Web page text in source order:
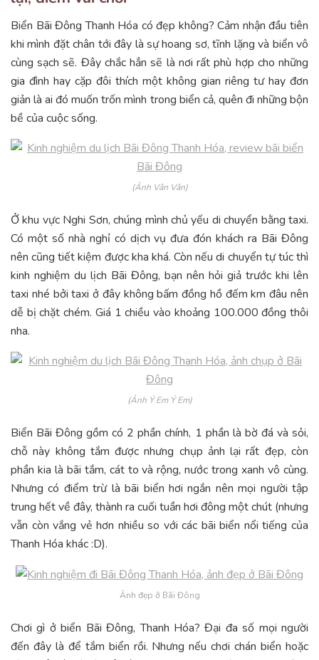
Biển Bãi Đông Thanh Hóa có đẹp không? Cảm nhận đầu tiên
khi mình đặt chân tới đây là sự hoang sơ, tĩnh lặng và biển vô
cùng sạch sẽ. Đây chắc hẳn sẽ là nơi rất phù hợp cho những
gia đình hay cặp đôi thích một không gian riêng tư hay đơn
giản là ai đó muốn trốn mình trong biển cả, quên đi những bộn
bề của cuộc sống.
(Ảnh Vân Vân)
Ở khu vực Nghi Sơn, chúng mình chủ yếu di chuyển bằng taxi.
Có một số nhà nghỉ có dịch vụ đưa đón khách ra Bãi Đông
nên cũng tiết kiệm được kha khá. Còn nếu di chuyển tự túc thì
kinh nghiệm du lịch Bãi Đông, bạn nên hỏi giả trước khi lên
taxi nhé bởi taxi ở đây không bấm đồng hồ đếm km đâu nên
dễ bị chặt chém. Giá 1 chiều vào khoảng 100.000 đồng thôi
nha.
(Ảnh Ý Em Ý Em)
Biển Bãi Đông gồm có 2 phần chính, 1 phần là bờ đá và sỏi,
chỗ này không tắm được nhưng chụp ảnh lại rất đẹp, còn
phần kia là bãi tắm, cát to và rộng, nước trong xanh vô cùng.
Nhưng có điểm trừ là bãi biển hơi ngắn nên mọi người tập
trung hết về đây, thành ra cuối tuần hơi đông một chút (nhưng
vẫn còn vắng vẻ hơn nhiều so với các bãi biển nổi tiếng của
Thanh Hóa khác :D).
Ảnh đẹp ở Bãi Đông
Chơi gì ở biển Bãi Đông, Thanh Hóa? Đại đa số mọi người
đến đây là để tắm biển rồi. Nhưng nếu chơi chán biển hoặc